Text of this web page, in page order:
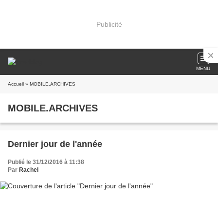
Publicité
MENU
Accueil » MOBILE.ARCHIVES
MOBILE.ARCHIVES
Dernier jour de l'année
Publié le 31/12/2016 à 11:38
Par Rachel